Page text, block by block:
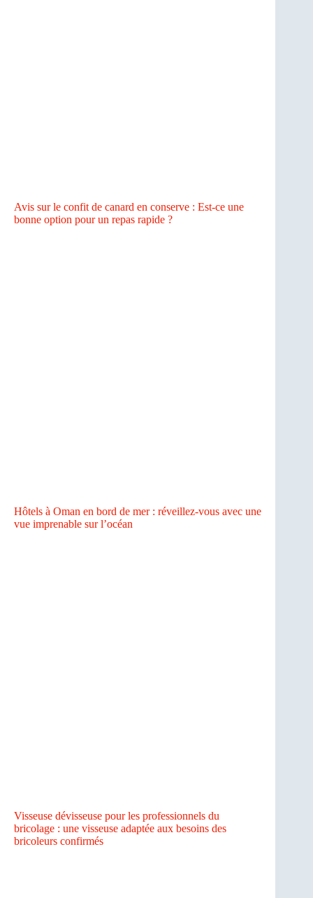
Avis sur le confit de canard en conserve : Est-ce une
bonne option pour un repas rapide ?
Hôtels à Oman en bord de mer : réveillez-vous avec une
vue imprenable sur l’océan
Visseuse dévisseuse pour les professionnels du
bricolage : une visseuse adaptée aux besoins des
bricoleurs confirmés